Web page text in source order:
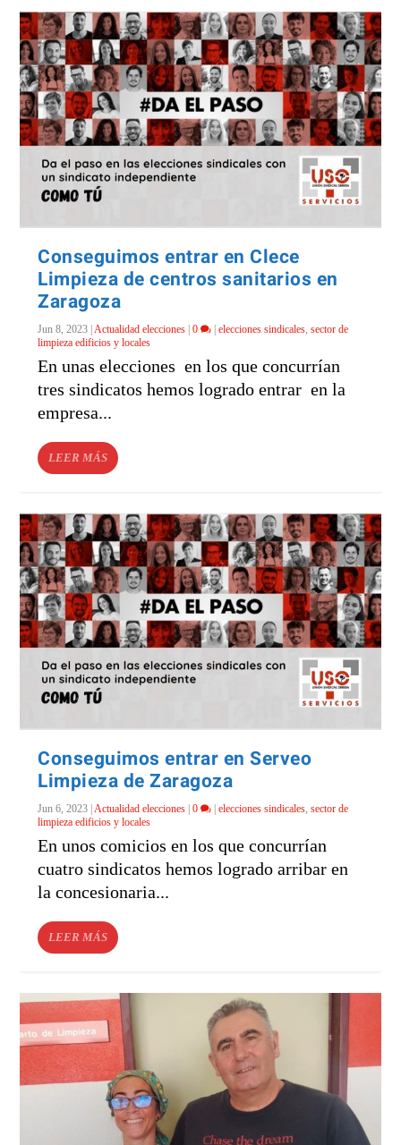
Conseguimos entrar en Clece
Limpieza de centros sanitarios en
Zaragoza
Jun 8, 2023 | Actualidad elecciones |0 |elecciones sindicales ,sector de
limpieza edificios y locales
En unas elecciones en los que concurrían
tres sindicatos hemos logrado entrar en la
empresa...
LEER MÁS
Conseguimos entrar en Serveo
Limpieza de Zaragoza
Jun 6, 2023 | Actualidad elecciones |0 |elecciones sindicales ,sector de
limpieza edificios y locales
En unos comicios en los que concurrían
cuatro sindicatos hemos logrado arribar en
la concesionaria...
LEER MÁS